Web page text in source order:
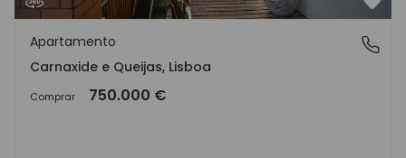
Carnaxide e Queijas, Lisboa
Apartamento
Carnaxide e Queijas, Lisboa
Comprar 750.000 €